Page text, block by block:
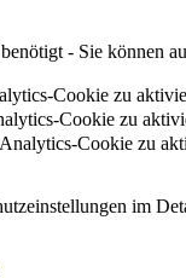
- Sie können
Cookie zu
Cookie zu
Cookie zu
im